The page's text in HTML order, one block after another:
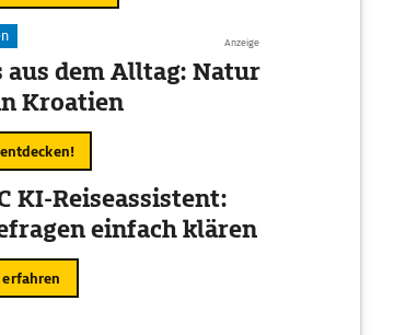
Anzeige
aus dem Alltag: Natur
Kroatien
KI-Reiseassistent:
einfach klären